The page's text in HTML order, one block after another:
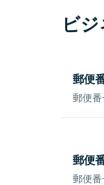
ビ
郵便
郵便
郵便
郵便